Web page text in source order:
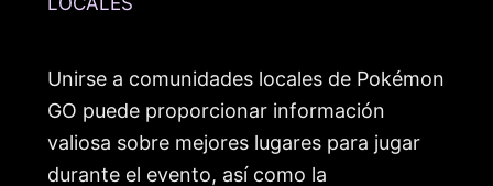
Unirse a comunidades locales de Pokémon
GO puede proporcionar información
valiosa sobre mejores lugares para jugar
durante el evento, así como la